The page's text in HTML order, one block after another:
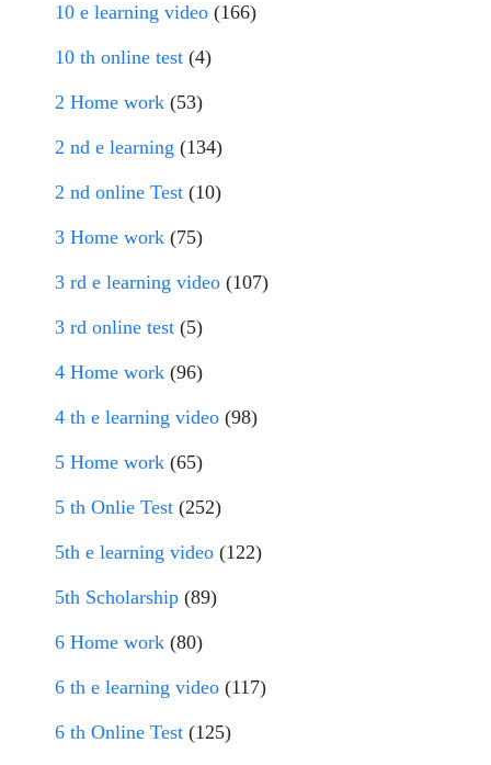
10 e learning video (166)
10 th online test (4)
2 Home work (53)
2 nd e learning (134)
2 nd online Test (10)
3 Home work (75)
3 rd e learning video (107)
3 rd online test (5)
4 Home work (96)
4 th e learning video (98)
5 Home work (65)
5 th Onlie Test (252)
5th e learning video (122)
5th Scholarship (89)
6 Home work (80)
6 th e learning video (117)
6 th Online Test (125)